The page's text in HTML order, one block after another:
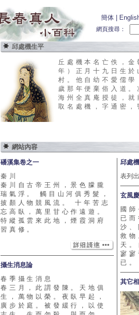
簡体
網頁搜尋：
邱處機生平
丘處機本名亡佚，
年）正月十九日生
村。他自幼不愛儒
歲那年便棄俗入道
海州全真庵授徒，
取名處機，字通密
網站內容
磻溪集卷之一
秦川
秦川自古帝王州，景色朦朧
瑞氣浮。 觸目山河俱秀髮，
披顏人物競風流。 十年苦志
忘高臥，萬里甘心作遠遊。
特縱孤雲來此地，煙霞洞府
習真修。
攝生消息論
春季攝生消息
春三月，此謂發陳。天地俱
生，萬物以榮。夜臥早起，
廣步於庭。被發緩行，以使
邱處
表列
玄風
國
已
沙
救
天
寥
已。
其它